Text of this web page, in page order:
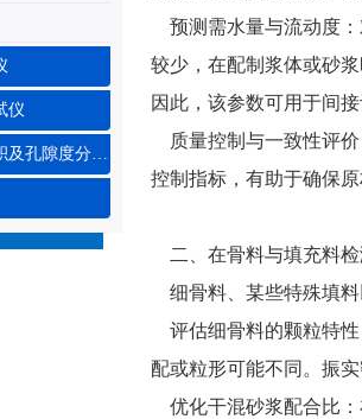
仪
全自动比表面积及孔隙度分析仪
预测需水量与流动度：
较少，在配制浆体或砂
因此，该参数可用于间
质量控制与一致性评价
控制指标，有助于确保
二、在骨料与填充料检
细骨料、某些特殊填料
评估细骨料的颗粒特性
配或粒形可能不同。振
优化干混砂浆配合比：